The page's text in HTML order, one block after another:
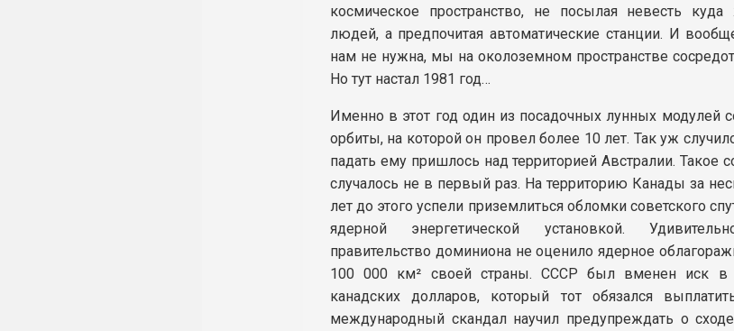
космическое пространство, не посылая невесть
людей, а предпочитая автоматические станции. И
нам не нужна, мы на околоземном пространстве
Но тут настал 1981 год…
Именно в этот год один из посадочных лунных модулей
орбиты, на которой он провел более 10 лет. Так уж
падать ему пришлось над территорией Австралии. Такое
случалось не в первый раз. На территорию Канады за
лет до этого успели приземлиться обломки советского
ядерной энергетической установкой.
правительство доминиона не оценило ядерное
100 000 км² своей страны. СССР был вменен иск
канадских долларов, который тот обязался
международный скандал научил предупреждать о